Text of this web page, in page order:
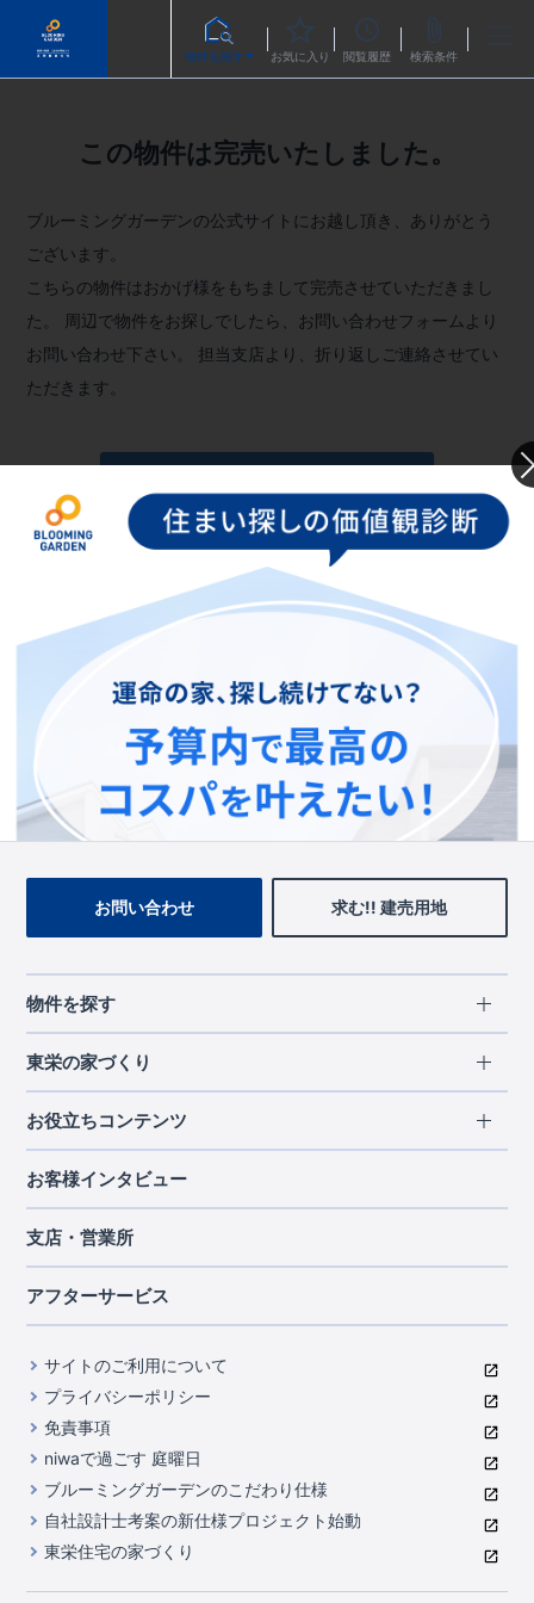
物件を探す お気に入り 閲覧履歴 検索条件
この物件は完売いたしました。
ブルーミングガーデンの公式サイトにお越し頂き、ありがとう
ございます。
こちらの物件はおかげ様をもちまして完売させていただきまし
た。
周辺で物件をお探しでしたら、お問い合わせフォームより
お問い合わせ下さい。
担当支店より、折り返しご連絡させてい
ただきます。
お問い合わせフォームへ
この物件を見ている人に
おすすめの物件
お問い合わせ 求む!! 建売用地
物件を探す
エリアから探す
北海道・東北
北海道
宮城県
千葉県
中部
山梨県
静岡県
滋賀県
京都府
中国・四国
岡山県
広島県
九州・沖縄
福岡県
熊本県
東栄の家づくり
長期優良住宅
住宅性能評価書
ブルーミングガーデンは地震につよい<建物編>
室内空間を快適に保つ断熱性能
コストパフォーマンスに自信
充実のアフターサポート
第三者評価によるお墨付き
家づくりのプロにも選ばれるブルーミングガーデン
住んでみるとじわじわ伝わる暮らしやすさへのこだわり
自社一貫体制
お役立ちコンテンツ
ご契約までの道のり
現地見学ガイド
ご紹介制度のご案内
東栄INDEX（用語集）
お客様インタビュー
支店・営業所
アフターサービス
サイトのご利用について
プライバシーポリシー
免責事項
niwaで過ごす 庭曜日
ブルーミングガーデンのこだわり仕様
自社設計士考案の新仕様プロジェクト始動
東栄住宅の家づくり